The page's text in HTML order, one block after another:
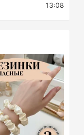
13:08